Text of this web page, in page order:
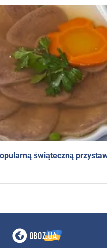
świąteczną